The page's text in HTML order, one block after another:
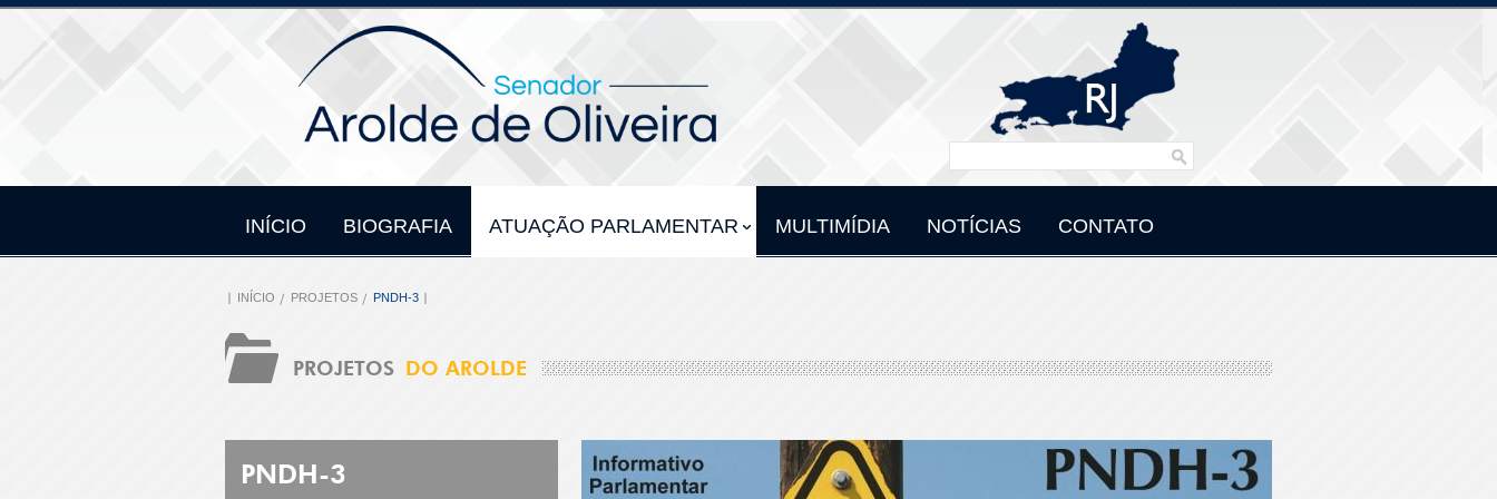
INÍCIO BIOGRAFIA ATUAÇÃO PARLAMENTAR MULTIMÍDIA NOTÍCIAS CONTATO
INÍCIO PROJETOS PNDH-3
PROJETOS DO AROLDE
PNDH-3